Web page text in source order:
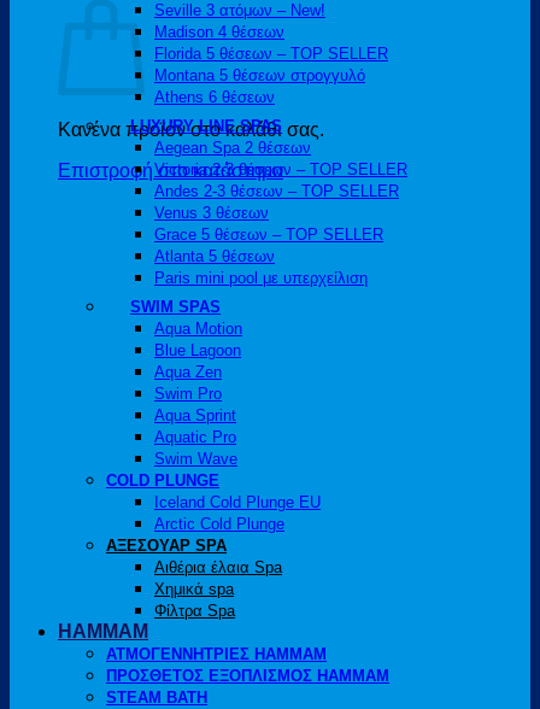
Κανένα προϊόν στο καλάθι σας.
Επιστροφή στο κατάστημα
Seville 3 ατόμων – New!
Madison 4 θέσεων
Florida 5 θέσεων – TOP SELLER
Montana 5 θέσεων στρογγυλό
Athens 6 θέσεων
LUXURY LINE SPAS
Aegean Spa 2 θέσεων
Victoria 2-3 θέσεων – TOP SELLER
Andes 2-3 θέσεων – TOP SELLER
Venus 3 θέσεων
Grace 5 θέσεων – TOP SELLER
Atlanta 5 θέσεων
Paris mini pool με υπερχείλιση
SWIM SPAS
Aqua Motion
Blue Lagoon
Aqua Zen
Swim Pro
Aqua Sprint
Aquatic Pro
Swim Wave
COLD PLUNGE
Iceland Cold Plunge EU
Arctic Cold Plunge
ΑΞΕΣΟΥΑΡ SPA
Αιθέρια έλαια Spa
Χημικά spa
Φίλτρα Spa
HAMMAM
ΑΤΜΟΓΕΝΝΗΤΡΙΕΣ HAMMAM
ΠΡΟΣΘΕΤΟΣ ΕΞΟΠΛΙΣΜΟΣ HAMMAM
STEAM BATH